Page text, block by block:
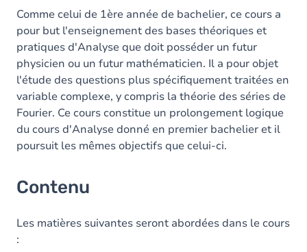
Comme celui de 1ère année de bachelier, ce cours a
pour but l'enseignement des bases théoriques et
pratiques d'Analyse que doit posséder un futur
physicien ou un futur mathématicien. Il a pour objet
l'étude des questions plus spécifiquement traitées en
variable complexe, y compris la théorie des séries de
Fourier. Ce cours constitue un prolongement logique
du cours d'Analyse donné en premier bachelier et il
poursuit les mêmes objectifs que celui-ci.
Contenu
Les matières suivantes seront abordées dans le cours
: